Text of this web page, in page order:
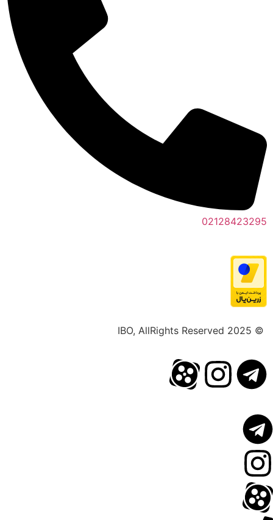
02128423295
© 2025 IBO, AllRights Reserved